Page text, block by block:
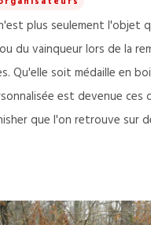
plus seulement l'objet
du vainqueur lors de la
Qu'elle soit médaille en
est devenue ces
que l'on retrouve sur